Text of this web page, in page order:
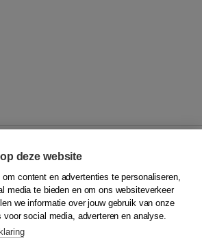
uitgevers
deze website
content en advertenties te personaliseren,
media te bieden en om ons websiteverkeer
we informatie over jouw gebruik van onze
social media, adverteren en analyse.